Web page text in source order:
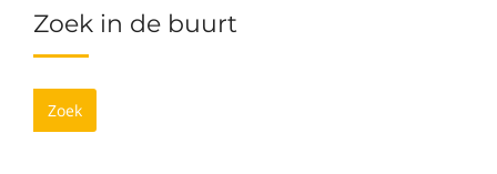
Zoek in de buurt
Zoek